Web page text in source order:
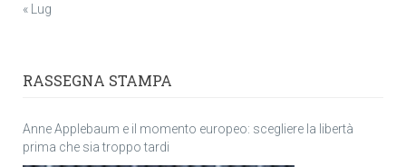
« Lug
RASSEGNA STAMPA
Anne Applebaum e il momento europeo: scegliere la libertà
prima che sia troppo tardi